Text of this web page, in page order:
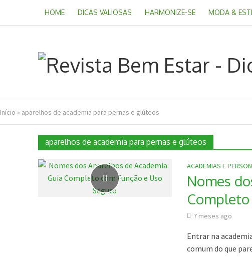
HOME DICAS VALIOSAS HARMONIZE-SE MODA &
Início » aparelhos de academia para pernas e glúteos
aparelhos de academia para pernas e glúteos
ACADEMIAS E
Nomes
Completo
7 meses ago
Entrar na
comum do que